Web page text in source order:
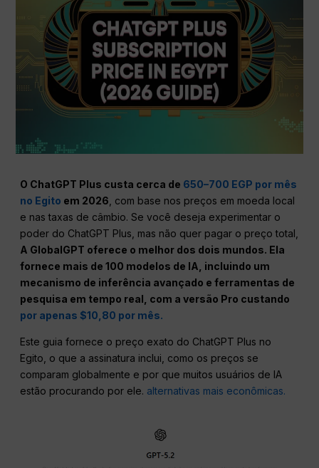
O ChatGPT Plus custa cerca de 650–700 EGP por mês
no Egito em 2026 , com base nos preços em moeda local
e nas taxas de câmbio. Se você deseja experimentar o
poder do ChatGPT Plus, mas não quer pagar o preço total,
A GlobalGPT oferece o melhor dos dois mundos. Ela
fornece mais de 100 modelos de IA, incluindo um
mecanismo de inferência avançado e ferramentas de
pesquisa em tempo real, com a versão Pro custando
por apenas $10,80 por mês.
Este guia fornece o preço exato do ChatGPT Plus no
Egito, o que a assinatura inclui, como os preços se
comparam globalmente e por que muitos usuários de IA
estão procurando por ele. alternativas mais econômicas.